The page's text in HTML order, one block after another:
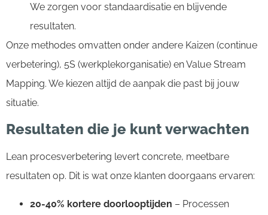
We zorgen voor standaardisatie en blijvende
resultaten.
Onze methodes omvatten onder andere Kaizen (continue
verbetering), 5S (werkplekorganisatie) en Value Stream
Mapping. We kiezen altijd de aanpak die past bij jouw
situatie.
Resultaten die je kunt verwachten
Lean procesverbetering levert concrete, meetbare
resultaten op. Dit is wat onze klanten doorgaans ervaren:
20-40% kortere doorlooptijden – Processen